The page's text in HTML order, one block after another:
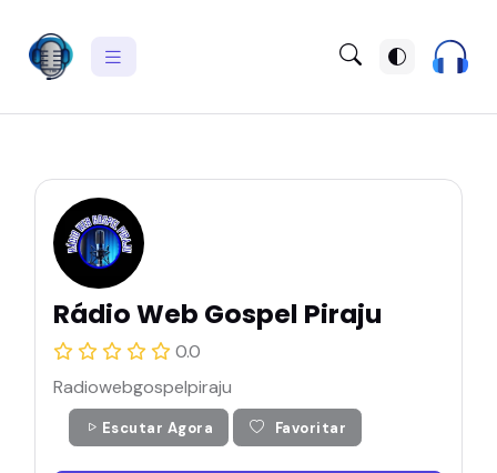
Rádio Web Gospel Piraju
0.0
Radiowebgospelpiraju
Escutar Agora Favoritar